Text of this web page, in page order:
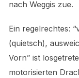
nach Weggis zue.
Ein regelrechtes:
(quietsch),
Vorn” ist
motorisierten